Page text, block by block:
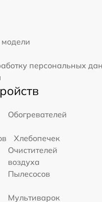
персональных
Обогревателей
Хлебопечек
Очистителей
воздуха
Пылесосов
Мультиварок